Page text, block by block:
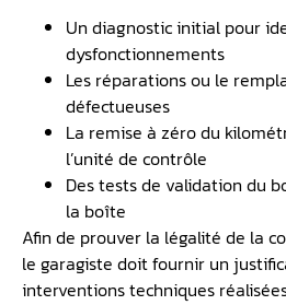
Un diagnostic initial pour
dysfonctionnements
Les réparations ou le
défectueuses
La remise à zéro du
l’unité de contrôle
Des tests de validation du
la boîte
Afin de prouver la légalité de la
le garagiste doit fournir un
interventions techniques